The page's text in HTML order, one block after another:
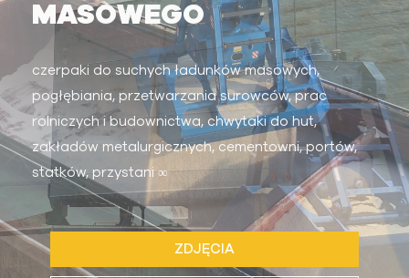
MASOWEGO
czerpaki do suchych ładunków masowych,
pogłębiania, przetwarzania surowców, prac
rolniczych i budownictwa, chwytaki do hut,
zakładów metalurgicznych, cementowni, portów,
statków, przystani ∞
ZDJĘCIA